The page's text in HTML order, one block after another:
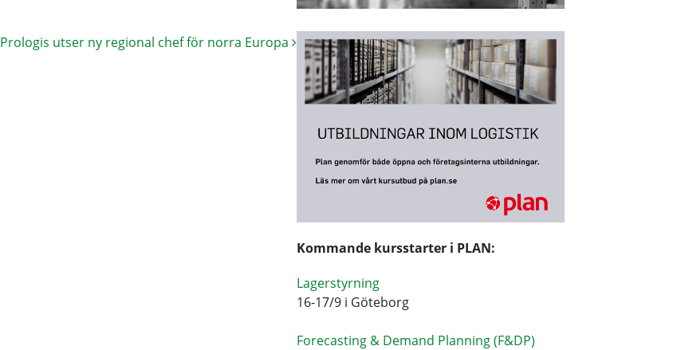
Prologis utser ny regional chef för norra Europa
Kommande kursstarter i PLAN:
Lagerstyrning
16-17/9 i Göteborg
Forecasting & Demand Planning (F&DP)